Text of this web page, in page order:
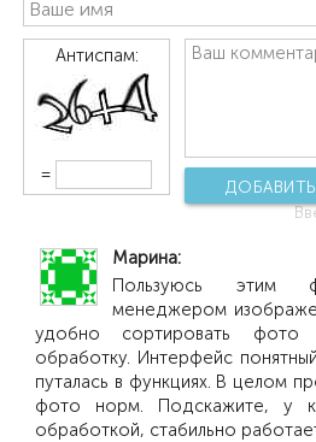
Антиспам:
=
Марина
Пользуюсь этим
менеджером
удобно сортировать
обработку. Интерфейс
путалась в функциях. В целом
фото норм. Подскажите, у
обработкой, стабильно